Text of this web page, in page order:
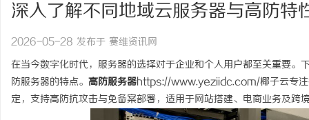
深入了解不同地域云服务器与高防特
2026-05-28 发布于 赛维资讯网
在当今数字化时代，服务器的选择对于企业和个人用户都至关重要
防服务器的特点。 高防服务器https://www.yeziidc.com/椰子云专注
定，支持高防抗攻击与免备案部署，适用于网站搭建、电商业务及跨